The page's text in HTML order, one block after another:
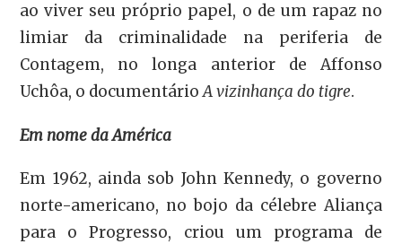
ao viver seu próprio papel, o de um rapaz no
limiar da criminalidade na periferia de
Contagem, no longa anterior de Affonso
Uchôa, o documentárioA vizinhança do tigre.
Em nome da América
Em 1962, ainda sob John Kennedy, o governo
norte-americano, no bojo da célebre Aliança
para o Progresso, criou um programa de